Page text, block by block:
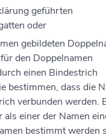
geführten
oder
gebildeten
den Doppelnamen
einen Bindestrich
bestimmen, dass die
verbunden werden.
einer der Namen
bestimmt werden